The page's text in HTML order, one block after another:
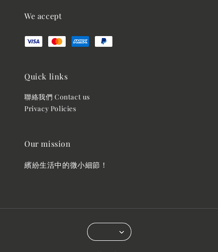
We accept
Quick links
聯絡我們 Contact us
Privacy Policies
Our mission
繽紛生活中的微小細節！